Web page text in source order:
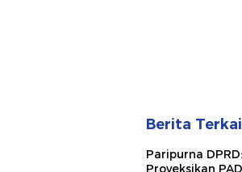
Berita
Paripurna
Proyeksikan